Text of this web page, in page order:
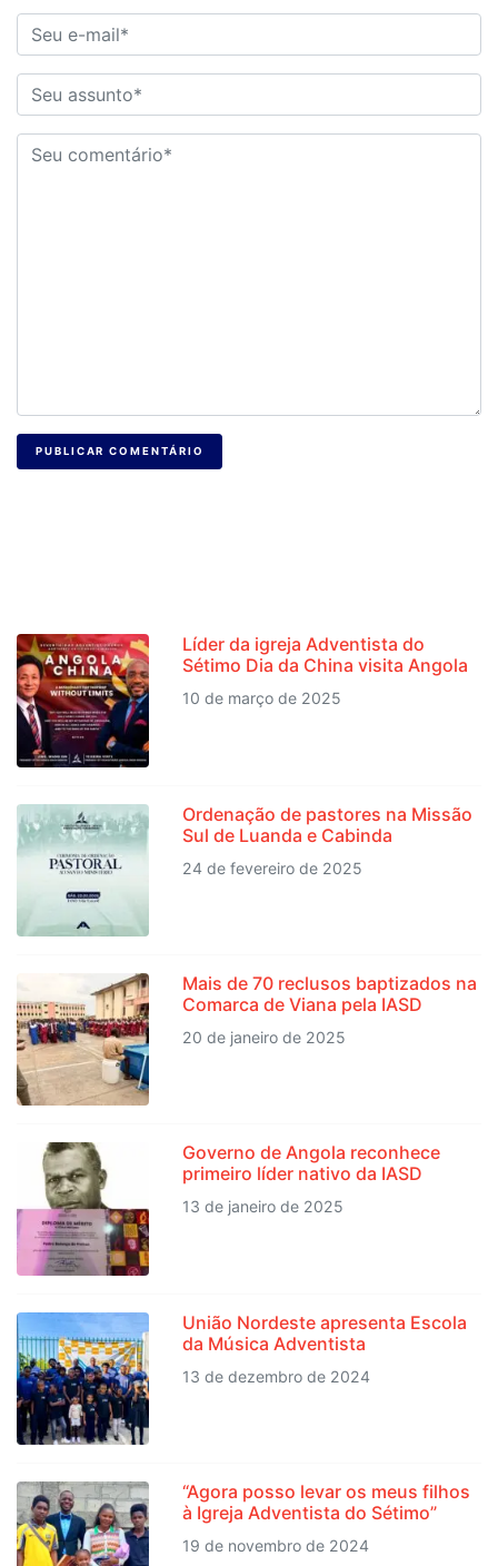
PUBLICAR COMENTÁRIO
Líder da igreja Adventista do
Sétimo Dia da China visita Angola
10 de março de 2025
Ordenação de pastores na Missão
Sul de Luanda e Cabinda
24 de fevereiro de 2025
Mais de 70 reclusos baptizados na
Comarca de Viana pela IASD
20 de janeiro de 2025
Governo de Angola reconhece
primeiro líder nativo da IASD
13 de janeiro de 2025
União Nordeste apresenta Escola
da Música Adventista
13 de dezembro de 2024
“Agora posso levar os meus filhos
à Igreja Adventista do Sétimo”
19 de novembro de 2024